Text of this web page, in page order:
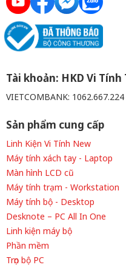
Tài khoản: HKD Vi Tính
VIETCOMBANK: 1062.667.224
Sản phẩm cung cấp
Linh Kiện Vi Tính New
Máy tính xách tay - Laptop
Màn hình LCD cũ
Máy tính trạm - Workstation
Máy tính bộ - Desktop
Desknote – PC All In One
Linh kiện máy bộ
Phần mềm
Trọn bộ PC